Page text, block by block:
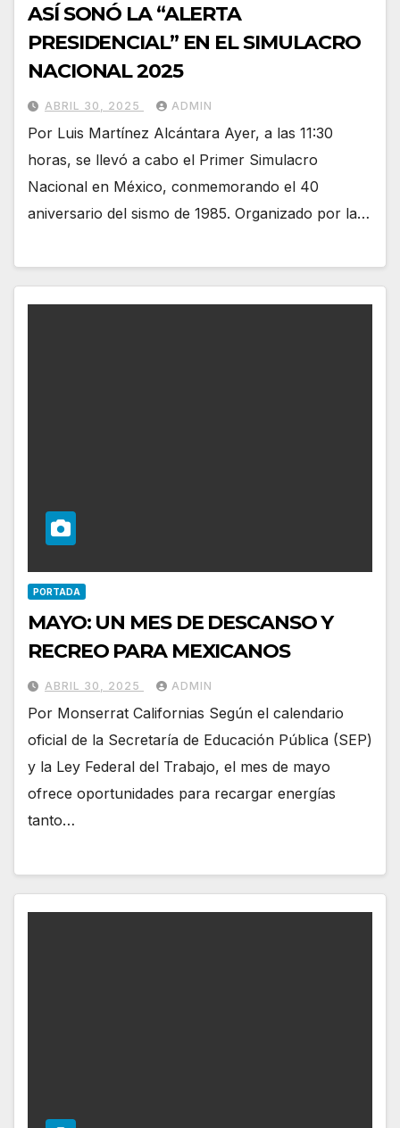
ASÍ SONÓ LA “ALERTA
PRESIDENCIAL” EN EL SIMULACRO
NACIONAL 2025
ABRIL 30, 2025 ADMIN
Por Luis Martínez Alcántara Ayer, a las 11:30
horas, se llevó a cabo el Primer Simulacro
Nacional en México, conmemorando el 40
aniversario del sismo de 1985. Organizado por la…
PORTADA
MAYO: UN MES DE DESCANSO Y
RECREO PARA MEXICANOS
ABRIL 30, 2025 ADMIN
Por Monserrat Californias Según el calendario
oficial de la Secretaría de Educación Pública (SEP)
y la Ley Federal del Trabajo, el mes de mayo
ofrece oportunidades para recargar energías
tanto…